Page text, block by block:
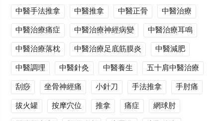
中醫手法推拿 中醫推拿 中醫正骨
中醫治療
中醫治療痛症
中醫治療神經病變
中醫治療耳鳴
中醫治療落枕
中醫治療足底筋膜炎
中醫減肥
中醫調理
中醫針灸 中醫養生
五十肩中醫治療
刮痧
坐骨神經痛 小針刀 手法推拿
手肘痛
拔火罐
按摩穴位 推拿 痛症
網球肘